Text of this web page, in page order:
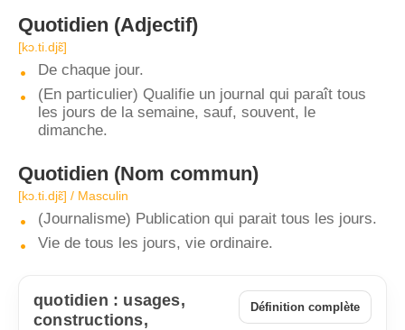
Quotidien (Adjectif)
[kɔ.ti.djɛ̃]
De chaque jour.
(En particulier) Qualifie un journal qui paraît tous
les jours de la semaine, sauf, souvent, le
dimanche.
Quotidien (Nom commun)
[kɔ.ti.djɛ̃] / Masculin
(Journalisme) Publication qui parait tous les jours.
Vie de tous les jours, vie ordinaire.
quotidien : usages,
constructions,
Définition complète